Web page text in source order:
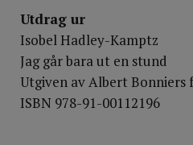
Utdrag ur
Isobel Hadley-Kamptz
Jag går bara ut en stund
Utgiven av Albert Bonniers
ISBN 978-91-00112196